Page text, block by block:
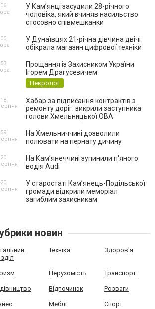
У Камʼянці засудили 28-річного
чоловіка, який вчиняв насильство
стосовно співмешканки
У Дунаївцях 21-річна дівчина двічі
обікрала магазин цифрової техніки
Прощання із Захисником України
Ігорем Драгусевичем
Некролог
Хабар за підписання контрактів з
ремонту доріг: викрили заступника
голови Хмельницької ОВА
На Хмельниччині дозволили
полювати на пернату дичину
На Камʼянеччині зупинили п'яного
водія Audi
У старостаті Кам’янець-Подільської
громади відкрили меморіал
загиблим захисникам
новин
Техніка Здоров'я
Нерухомість Транспорт
Відпочинок Розваги
Меблі Спорт